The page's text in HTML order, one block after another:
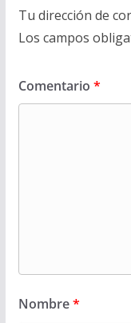
Tu dirección de
Los campos
Comentario *
Nombre*